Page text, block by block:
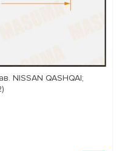
NISSAN QASHQAI;